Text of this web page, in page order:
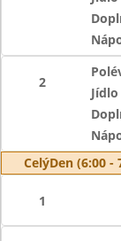
2
Jídlo
CelýDen (6:00 -
1